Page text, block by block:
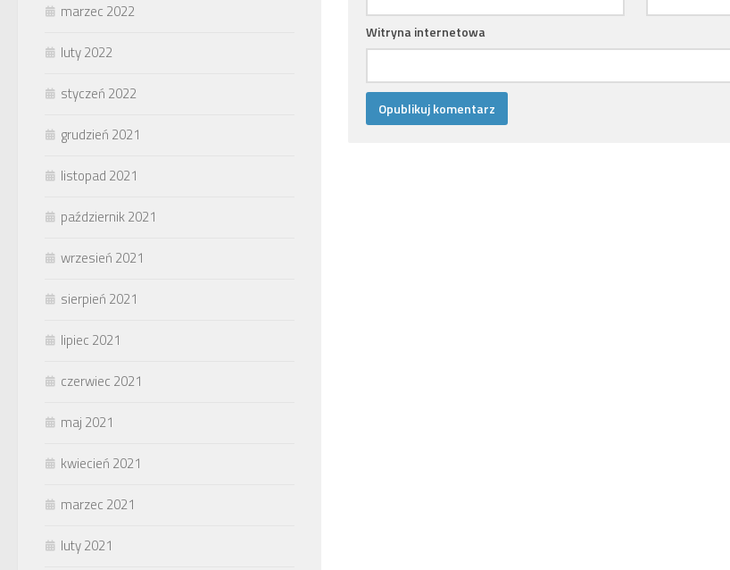
Witryna internetowa
marzec 2022
luty 2022
styczeń 2022
grudzień 2021
listopad 2021
październik 2021
wrzesień 2021
sierpień 2021
lipiec 2021
czerwiec 2021
maj 2021
kwiecień 2021
marzec 2021
luty 2021